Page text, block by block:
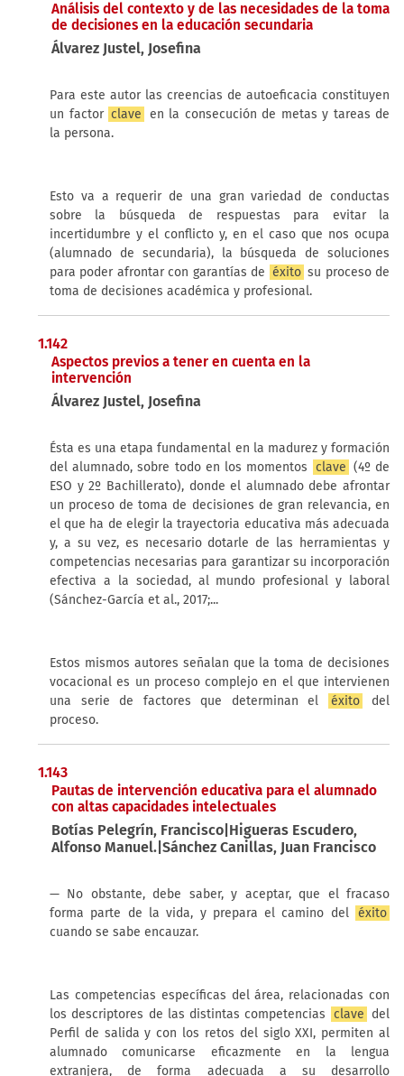
Análisis del contexto y de las necesidades de la toma
de decisiones en la educación secundaria
Álvarez Justel, Josefina
Para este autor las creencias de autoeficacia constituyen
un factor clave en la consecución de metas y tareas de
la persona.
Esto va a requerir de una gran variedad de conductas
sobre la búsqueda de respuestas para evitar la
incertidumbre y el conflicto y, en el caso que nos ocupa
(alumnado de secundaria), la búsqueda de soluciones
para poder afrontar con garantías de éxito su proceso de
toma de decisiones académica y profesional.
1.142
Aspectos previos a tener en cuenta en la
intervención
Álvarez Justel, Josefina
Ésta es una etapa fundamental en la madurez y formación
del alumnado, sobre todo en los momentos clave (4º de
ESO y 2º Bachillerato), donde el alumnado debe afrontar
un proceso de toma de decisiones de gran relevancia, en
el que ha de elegir la trayectoria educativa más adecuada
y, a su vez, es necesario dotarle de las herramientas y
competencias necesarias para garantizar su incorporación
efectiva a la sociedad, al mundo profesional y laboral
(Sánchez-García et al., 2017;...
Estos mismos autores señalan que la toma de decisiones
vocacional es un proceso complejo en el que intervienen
una serie de factores que determinan el
éxito
del
proceso.
1.143
Pautas de intervención educativa para el alumnado
con altas capacidades intelectuales
Botías Pelegrín, Francisco|Higueras Escudero,
Alfonso Manuel.|Sánchez Canillas, Juan Francisco
— No obstante, debe saber, y aceptar, que el fracaso
forma parte de la vida, y prepara el camino del éxito
cuando se sabe encauzar.
Las competencias específicas del área, relacionadas con
los descriptores de las distintas competencias clave del
Perfil de salida y con los retos del siglo XXI, permiten al
alumnado comunicarse eficazmente en la lengua
extranjera, de forma adecuada a su desarrollo